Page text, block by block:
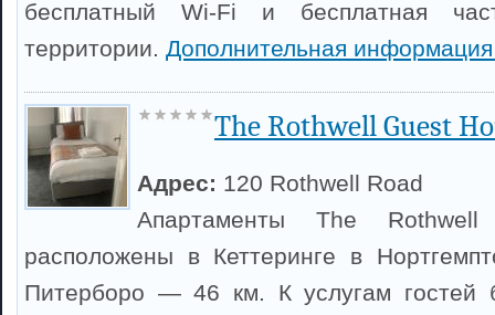
бесплатный Wi-Fi и бесплатная
территории. Дополнительная
The Rothwell Guest
Адрес: 120 Rothwell Road
Апартаменты The
расположены в Кеттеринге в
Питерборо — 46 км. К услугам гостей